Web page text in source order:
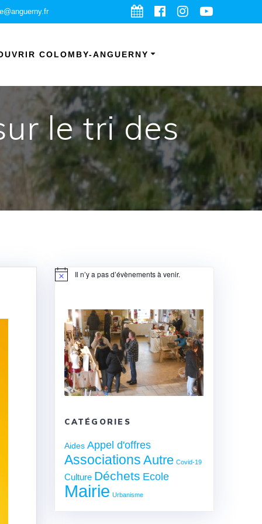
COLOMBY-ANGUERNY
le tri des
Notice Il n’y a pas d’évènements à venir.
CATÉGORIES
Aides Appel d'offres
Associations Autre Covid-19
Culture Déchets Ecole
Mairie Urbanisme